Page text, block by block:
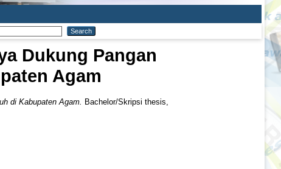
Dukung Pangan
Agam
di Kabupaten Agam.
Bachelor/Skripsi thesis,